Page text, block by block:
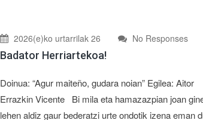
2026(e)ko urtarrilak 26 No Responses
Badator Herriartekoa!
Doinua: “Agur maiteño, gudara noian” Egilea: Aitor
Errazkin Vicente Bi mila eta hamazazpian joan
lehen aldiz gaur bederatzi urte ondotik izena eman